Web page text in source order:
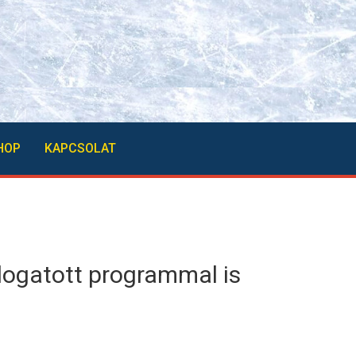
KAPCSOLAT
programmal is